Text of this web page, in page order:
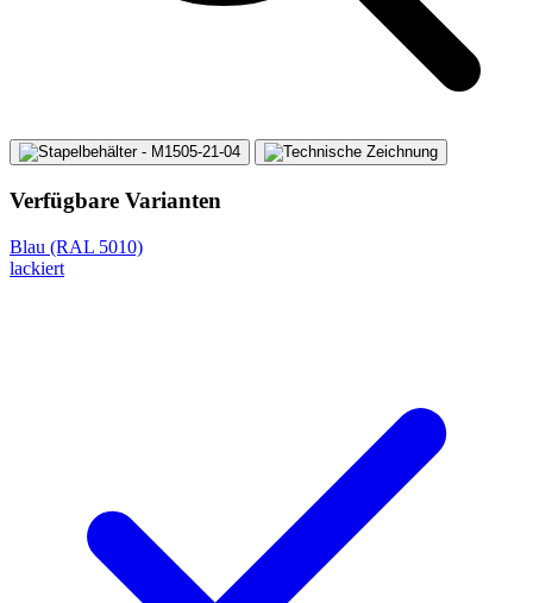
Verfügbare Varianten
Blau (RAL 5010)
lackiert